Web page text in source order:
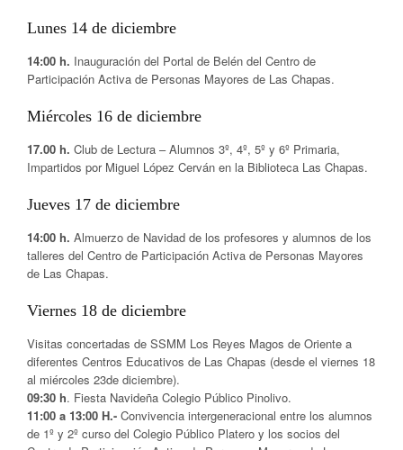
Lunes 14 de diciembre
14:00 h. Inauguración del Portal de Belén del Centro de
Participación Activa de Personas Mayores de Las Chapas.
Miércoles 16 de diciembre
17.00 h. Club de Lectura – Alumnos 3º, 4º, 5º y 6º Primaria,
Impartidos por Miguel López Cerván en la Biblioteca Las Chapas.
Jueves 17 de diciembre
14:00 h. Almuerzo de Navidad de los profesores y alumnos de los
talleres del Centro de Participación Activa de Personas Mayores
de Las Chapas.
Viernes 18 de diciembre
Visitas concertadas de SSMM Los Reyes Magos de Oriente a
diferentes Centros Educativos de Las Chapas (desde el viernes 18
al miércoles 23de diciembre).
09:30 h. Fiesta Navideña Colegio Público Pinolivo.
11:00 a 13:00 H.- Convivencia intergeneracional entre los alumnos
de 1º y 2º curso del Colegio Público Platero y los socios del